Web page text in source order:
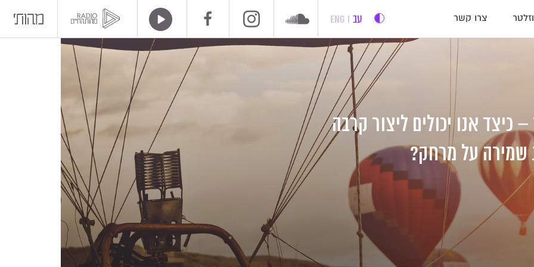
צרו קשר עב ENG
כיצד אנו יכולים ליצור קרבה
שמירה על מרחק?